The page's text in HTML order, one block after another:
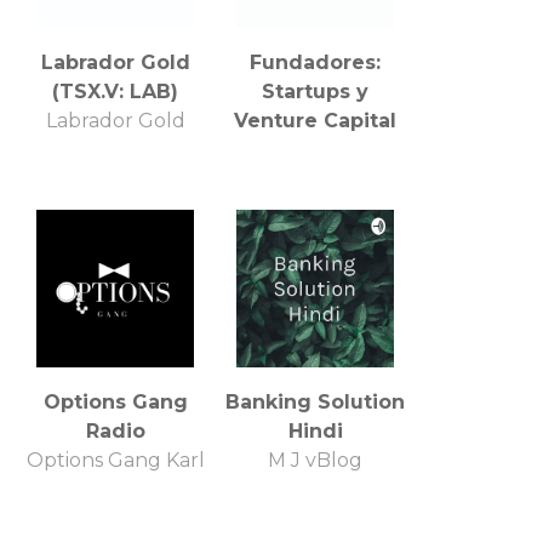
Labrador Gold
(TSX.V: LAB)
Labrador Gold
Fundadores:
Startups y
Venture Capital
Options Gang
Radio
Options Gang Karl
Banking Solution
Hindi
M J vBlog